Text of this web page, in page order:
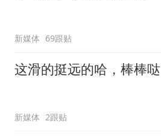
新媒体 69跟贴
这滑的挺远的哈，棒棒哒
新媒体 2跟贴